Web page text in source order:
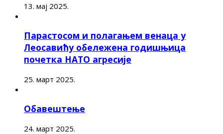
13. мај 2025.
Парастосом и полагањем венаца у
Леосавићу обележена годишњица
почетка НАТО агресије
25. март 2025.
Обавештење
24. март 2025.